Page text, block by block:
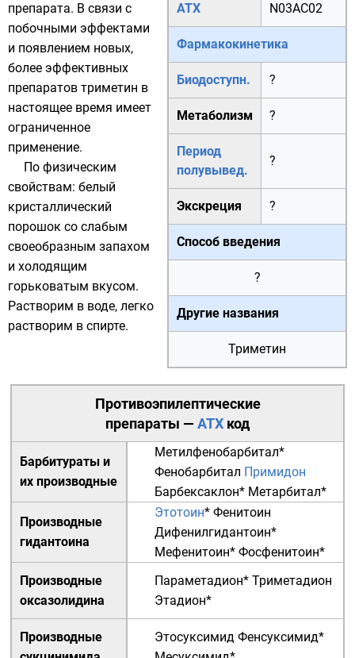
АТХ N03AC02
Фармакокинетика
Биодоступн. ?
Метаболизм ?
Период
полувывед.
?
Экскреция ?
Способ введения
?
Другие названия
Триметин
препарата. В связи с
побочными эффектами
и появлением новых,
более эффективных
препаратов триметин в
настоящее время имеет
ограниченное
применение.
По физическим
свойствам: белый
кристаллический
порошок со слабым
своеобразным запахом
и холодящим
горьковатым вкусом.
Растворим в воде, легко
растворим в спирте.
Противоэпилептические
препараты — АТХ код
Барбитураты и
их производные
Метилфенобарбитал*
Фенобарбитал Примидон
Барбексаклон* Метарбитал*
Производные
гидантоина
Этотоин* Фенитоин
Дифенилгидантоин*
Мефенитоин* Фосфенитоин*
Производные
оксазолидина
Параметадион* Триметадион
Этадион*
Производные
Этосуксимид Фенсуксимид*